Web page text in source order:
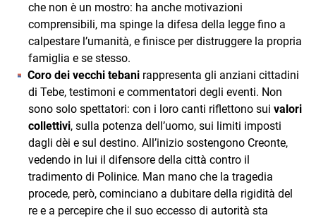
che non è un mostro: ha anche motivazioni
comprensibili, ma spinge la difesa della legge fino a
calpestare l’umanità, e finisce per distruggere la propria
famiglia e se stesso.
Coro dei vecchi tebani rappresenta gli anziani cittadini
di Tebe, testimoni e commentatori degli eventi. Non
sono solo spettatori: con i loro canti riflettono sui valori
collettivi, sulla potenza dell’uomo, sui limiti imposti
dagli dèi e sul destino. All’inizio sostengono Creonte,
vedendo in lui il difensore della città contro il
tradimento di Polinice. Man mano che la tragedia
procede, però, cominciano a dubitare della rigidità del
re e a percepire che il suo eccesso di autorità sta